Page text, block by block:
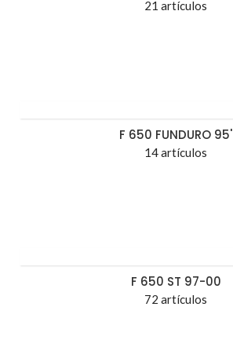
21 artículos
F 650 FUNDURO 95'
14 artículos
F 650 ST 97-00
72 artículos